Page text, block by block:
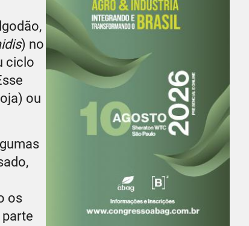
) no
ciclo
ou
os